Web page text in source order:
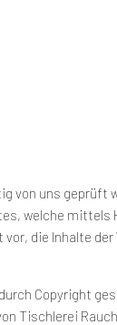
uns
welche
die Inhalte
Copyright
Tischlerei